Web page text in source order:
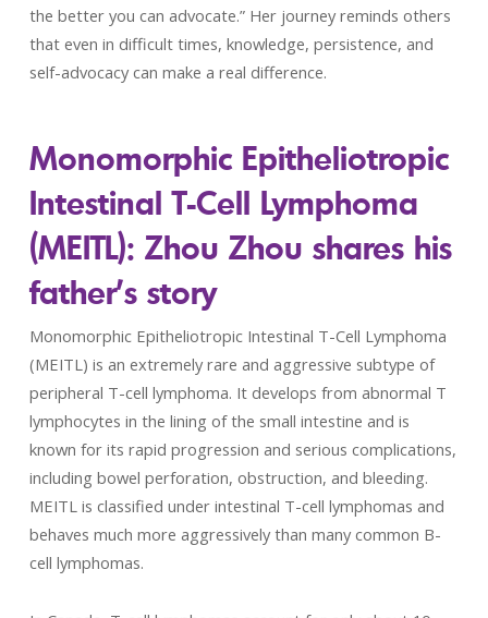
the better you can advocate.” Her journey reminds others
that even in difficult times, knowledge, persistence, and
self-advocacy can make a real difference.
Monomorphic Epitheliotropic
Intestinal T-Cell Lymphoma
(MEITL): Zhou Zhou shares his
father’s story
Monomorphic Epitheliotropic Intestinal T-Cell Lymphoma
(MEITL) is an extremely rare and aggressive subtype of
peripheral T-cell lymphoma. It develops from abnormal T
lymphocytes in the lining of the small intestine and is
known for its rapid progression and serious complications,
including bowel perforation, obstruction, and bleeding.
MEITL is classified under intestinal T-cell lymphomas and
behaves much more aggressively than many common B-
cell lymphomas.